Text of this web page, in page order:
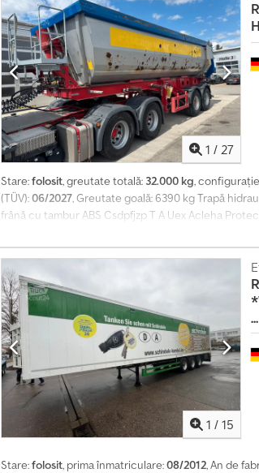
leasing pentru acest obiect. Contactați-ne pentru
1 / 27
Stare:folosit, greutate totală: 32.000 kg,
(TÜV):06/2027, Greutate goală: 6390 kg Trapă
frână cu tambur ABS Csdpfjzp T A Uex Acleha
1 / 15
...
Stare:folosit, prima înmatriculare:08/2012, An de